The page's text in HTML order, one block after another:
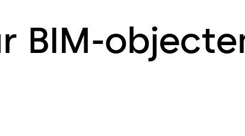
BIM-